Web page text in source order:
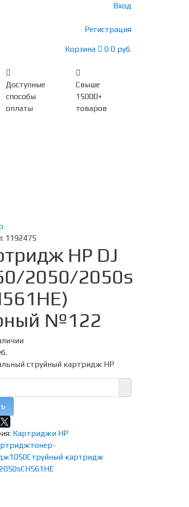
Вход
Регистрация
Корзина 0 0 руб.
Доступные
способы
оплаты
Свыше
15000+
товаров
1192475
HP DJ
2050/2050s
№122
струйный картридж HP
Картриджи HP
тонер-
1050Струйный картридж
CH561HE